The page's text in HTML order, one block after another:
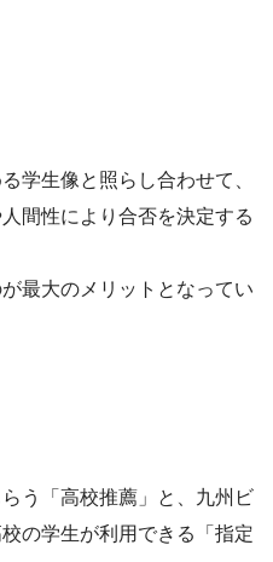
学生像と照らし合わせて、
間性により合否を決定する
最大のメリットとなってい
う「高校推薦」と、九州ビ
の学生が利用できる「指定